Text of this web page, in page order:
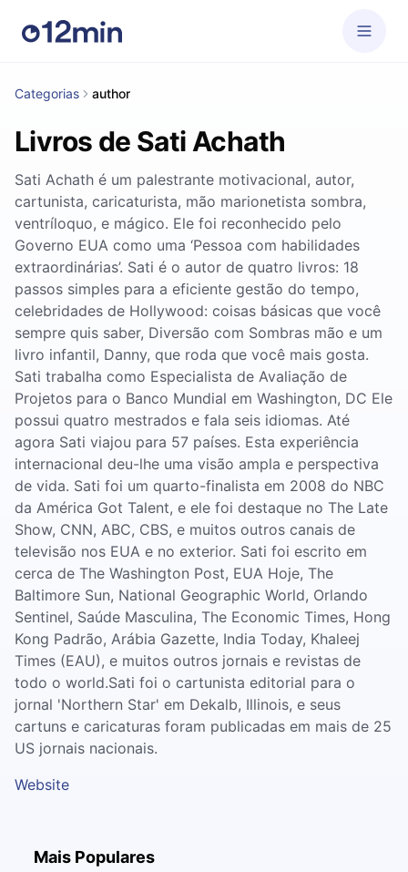
Categorias author
Livros de Sati Achath
Sati Achath é um palestrante motivacional, autor,
cartunista, caricaturista, mão marionetista sombra,
ventríloquo, e mágico. Ele foi reconhecido pelo
Governo EUA como uma ‘Pessoa com habilidades
extraordinárias’. Sati é o autor de quatro livros: 18
passos simples para a eficiente gestão do tempo,
celebridades de Hollywood: coisas básicas que você
sempre quis saber, Diversão com Sombras mão e um
livro infantil, Danny, que roda que você mais gosta.
Sati trabalha como Especialista de Avaliação de
Projetos para o Banco Mundial em Washington, DC Ele
possui quatro mestrados e fala seis idiomas. Até
agora Sati viajou para 57 países. Esta experiência
internacional deu-lhe uma visão ampla e perspectiva
de vida. Sati foi um quarto-finalista em 2008 do NBC
da América Got Talent, e ele foi destaque no The Late
Show, CNN, ABC, CBS, e muitos outros canais de
televisão nos EUA e no exterior. Sati foi escrito em
cerca de The Washington Post, EUA Hoje, The
Baltimore Sun, National Geographic World, Orlando
Sentinel, Saúde Masculina, The Economic Times, Hong
Kong Padrão, Arábia Gazette, India Today, Khaleej
Times (EAU), e muitos outros jornais e revistas de
todo o world.Sati foi o cartunista editorial para o
jornal 'Northern Star' em Dekalb, Illinois, e seus
cartuns e caricaturas foram publicadas em mais de 25
US jornais nacionais.
Website
Mais Populares